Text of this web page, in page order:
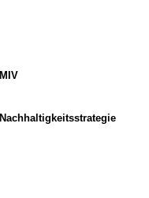
MIV
Nachhaltigkeitsstrategie